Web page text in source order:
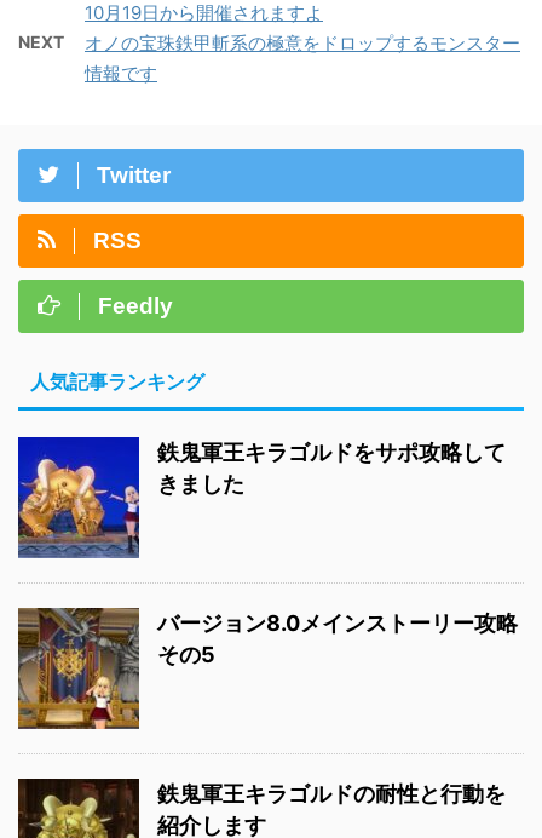
10月19日から開催されますよ
NEXT
オノの宝珠鉄甲斬系の極意をドロップするモンスター
情報です
Twitter
RSS
Feedly
人気記事ランキング
鉄鬼軍王キラゴルドをサポ攻略して
きました
バージョン8.0メインストーリー攻略
その5
鉄鬼軍王キラゴルドの耐性と行動を
紹介します